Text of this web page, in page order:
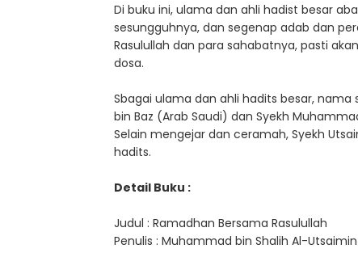
Di buku ini, ulama dan ahli hadist besar
sesungguhnya, dan segenap adab dan
Rasulullah dan para sahabatnya, pasti
dosa.
Sbagai ulama dan ahli hadits besar, nama
bin Baz (Arab Saudi) dan Syekh
Selain mengejar dan ceramah, Syekh
hadits.
Detail Buku :
Judul : Ramadhan Bersama Rasulullah
Penulis : Muhammad bin Shalih Al-Utsaimin